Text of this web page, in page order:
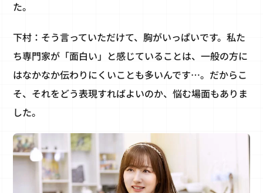
た。
下村：そう言っていただけて、胸がいっぱいです。私た
ち専門家が「面白い」と感じていることは、一般の方に
はなかなか伝わりにくいことも多いんです…。だからこ
そ、それをどう表現すればよいのか、悩む場面もありま
した。